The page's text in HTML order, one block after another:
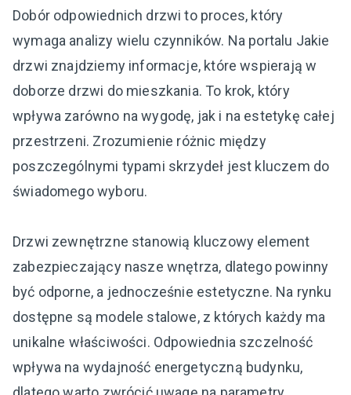
Dobór odpowiednich drzwi to proces, który
wymaga analizy wielu czynników. Na portalu Jakie
drzwi znajdziemy informacje, które wspierają w
doborze drzwi do mieszkania. To krok, który
wpływa zarówno na wygodę, jak i na estetykę całej
przestrzeni. Zrozumienie różnic między
poszczególnymi typami skrzydeł jest kluczem do
świadomego wyboru.
Drzwi zewnętrzne stanowią kluczowy element
zabezpieczający nasze wnętrza, dlatego powinny
być odporne, a jednocześnie estetyczne. Na rynku
dostępne są modele stalowe, z których każdy ma
unikalne właściwości. Odpowiednia szczelność
wpływa na wydajność energetyczną budynku,